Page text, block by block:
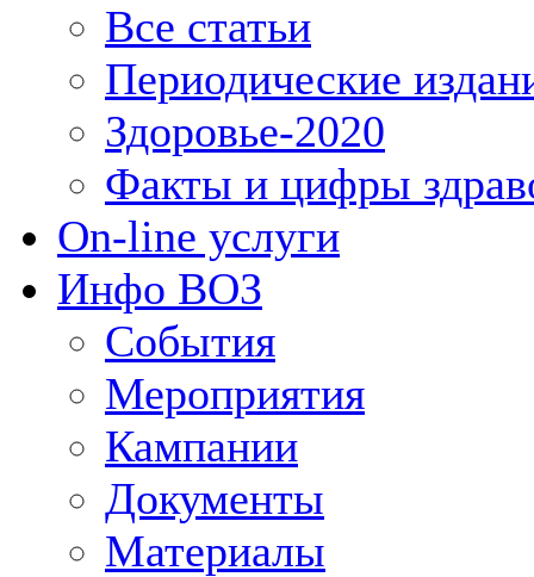
Все статьи
Периодические
Здоровье-2020
Факты и цифры
On-line услуги
Инфо ВОЗ
События
Мероприятия
Кампании
Документы
Материалы